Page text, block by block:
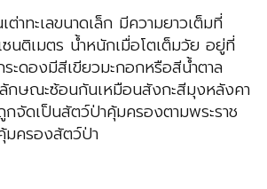
าทะเลขนาดเล็ก มีความยาวเต็มที่
นติเมตร น้ำหนักเมื่อโตเต็มวัย อยู่ที่
ดองมีสีเขียวมะกอกหรือสีน้ำตาล
กษณะซ้อนกันเหมือนสังกะสีมุงหลังคา
กจัดเป็นสัตว์ป่าคุ้มครองตามพระราช
ครองสัตว์ป่า